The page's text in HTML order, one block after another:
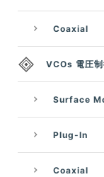
Coaxial
VCOs 電圧
Surface
Plug-In
Coaxial